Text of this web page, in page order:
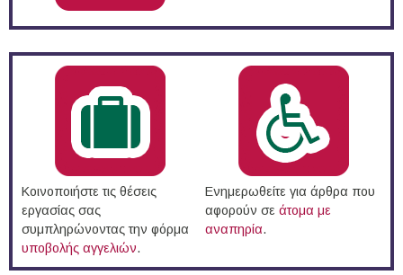
Κοινοποιήστε τις θέσεις
εργασίας σας
συμπληρώνοντας την φόρμα
υποβολής αγγελιών.
Ενημερωθείτε για άρθρα που
αφορούν σε άτομα με
αναπηρία.